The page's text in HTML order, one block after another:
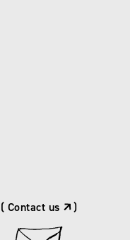
( Contact us )